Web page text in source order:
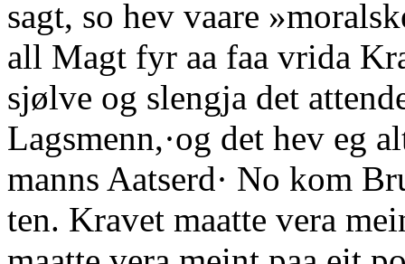
sagt, so hev vaare
all Magt fyr aa faa vrida
sjølve og slengja det
Lagsmenn,·og det hev eg
manns Aatserd· No kom
ten. Kravet maatte vera